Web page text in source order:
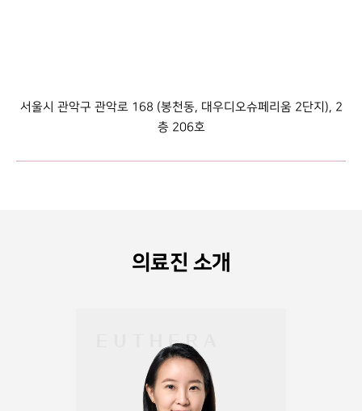
서울시 관악구 관악로 168 (봉천동, 대우디오슈페리움 2단지), 2
층 206호
의료진 소개